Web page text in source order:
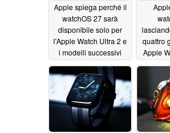
Apple spiega perché il
watchOS 27 sarà
disponibile solo per
l'Apple Watch Ultra 2 e
i modelli successivi
06/20/2026
quattro
Apple